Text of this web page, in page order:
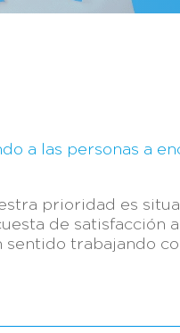
a las personas a
prioridad es
de satisfacción
trabajando